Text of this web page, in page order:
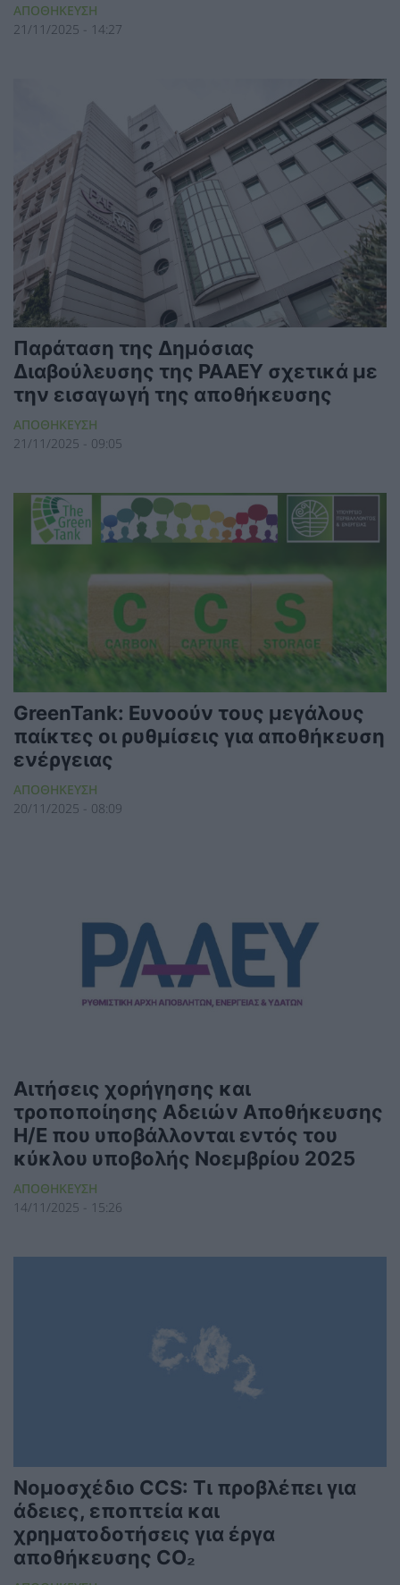
ΑΠΟΘΗΚΕΥΣΗ
21/11/2025 - 14:27
Παράταση της Δημόσιας
Διαβούλευσης της ΡΑΑΕΥ σχετικά με
την εισαγωγή της αποθήκευσης
ΑΠΟΘΗΚΕΥΣΗ
21/11/2025 - 09:05
GreenTank: Ευνοούν τους μεγάλους
παίκτες οι ρυθμίσεις για αποθήκευση
ενέργειας
ΑΠΟΘΗΚΕΥΣΗ
20/11/2025 - 08:09
Αιτήσεις χορήγησης και
τροποποίησης Αδειών Αποθήκευσης
Η/Ε που υποβάλλονται εντός του
κύκλου υποβολής Νοεμβρίου 2025
ΑΠΟΘΗΚΕΥΣΗ
14/11/2025 - 15:26
Νομοσχέδιο CCS: Τι προβλέπει για
άδειες, εποπτεία και
χρηματοδοτήσεις για έργα
αποθήκευσης CO₂